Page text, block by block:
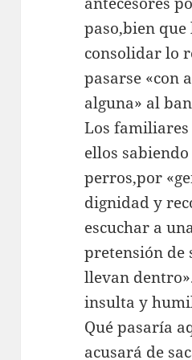
paso,bien
consolidar lo
pasarse «con
alguna» al
Los
ellos
perros,por
dignidad y
escuchar a
pretensión de
llevan
insulta y
Qué pasaría
acusará de